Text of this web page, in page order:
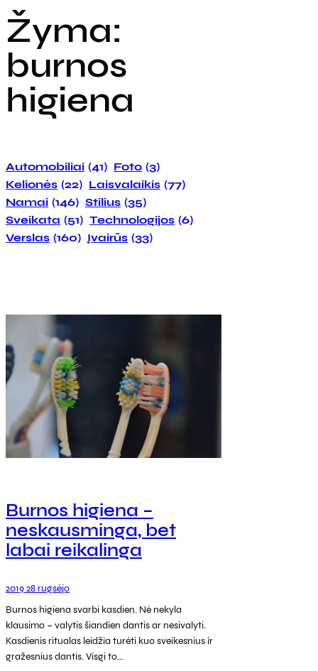
Žyma:
burnos
higiena
Automobiliai (41) Foto (3)
Kelionės (22) Laisvalaikis (77)
Namai (146) Stilius (35)
Sveikata (51) Technologijos (6)
Verslas (160) Įvairūs (33)
Burnos higiena –
neskausminga, bet
labai reikalinga
2019 28 rugsėjo
Burnos higiena svarbi kasdien. Nė nekyla
klausimo – valytis šiandien dantis ar nesivalyti.
Kasdienis ritualas leidžia turėti kuo sveikesnius ir
gražesnius dantis. Visgi to…